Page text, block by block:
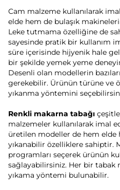
Cam malzeme kullanılarak
elde hem de bulaşık
Leke tutmama özelliğine de
sayesinde pratik bir kullanım
süre içerisinde hijyenik hale
bir şekilde yemek yeme
Desenli olan modellerin
gerekebilir. Ürünün türüne ve
yıkanma yöntemini
Renkli makarna tabağı
malzemeler kullanılarak imal
üretilen modeller de hem elde
yıkanabilir özelliklere sahiptir.
programları seçerek ürünün
sağlayabilirsiniz. Her bir tabak
yıkama yöntemi bulunabilir.